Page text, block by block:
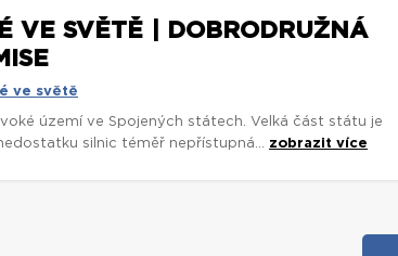
VE SVĚTĚ | DOBRODRUŽNÁ
ve světě
území ve Spojených státech. Velká část státu je
silnic téměř nepřístupná... zobrazit více